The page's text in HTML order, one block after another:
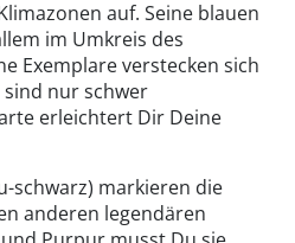
auf. Seine blauen
im Umkreis des
Exemplare verstecken sich
nur schwer
erleichtert Dir Deine
schwarz) markieren die
anderen legendären